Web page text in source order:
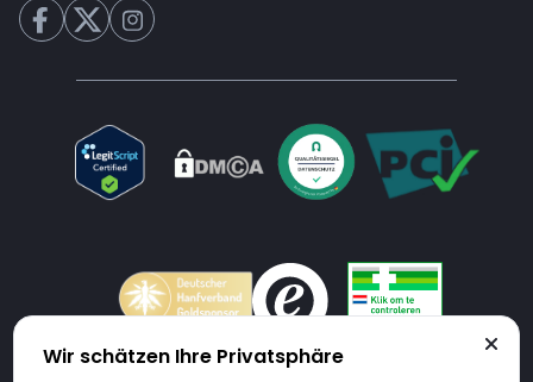
Wir schätzen Ihre Privatsphäre